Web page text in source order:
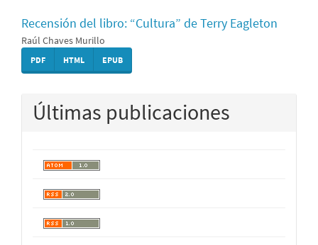
Recensión del libro: “Cultura” de Terry Eagleton
Raúl Chaves Murillo
PDF HTML EPUB
Últimas publicaciones